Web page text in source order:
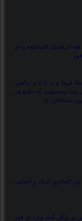
لبراهینک الساطعه و خذ
فرما و به ادله و براهین
رضا وخشنودی که جامع هر
مشتاقان .
الفائزین لدیک و اجعلنی
تو توکل کنند ونزد تو فوز